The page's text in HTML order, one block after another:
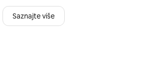
Saznajte više